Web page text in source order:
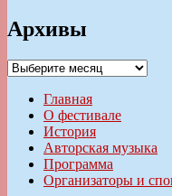
Архивы
Архивы
Главная
О фестивале
История
Авторская музыка
Программа
Организаторы и